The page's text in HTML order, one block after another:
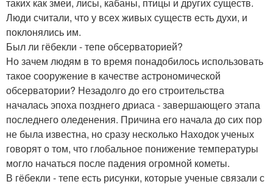
Люди считали, что у всех живых существ есть духи, и
поклонялись им.
Был ли гёбекли - тепе обсерваторией?
Но зачем людям в то время понадобилось использовать
такое сооружение в качестве астрономической
обсерватории? Незадолго до его строительства
началась эпоха позднего дриаса - завершающего этапа
последнего оледенения. Причина его начала до сих пор
не была известна, но сразу несколько Находок ученых
говорят о том, что глобальное понижение температуры
могло начаться после падения огромной кометы.
В гёбекли - тепе есть рисунки, которые ученые связали с